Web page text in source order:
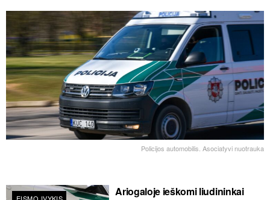
Policijos automobilis. Asociatyvi nuotrauka
Ariogaloje ieškomi liudininkai